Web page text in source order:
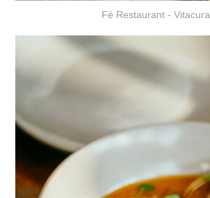
Fé Restaurant - Vitacura